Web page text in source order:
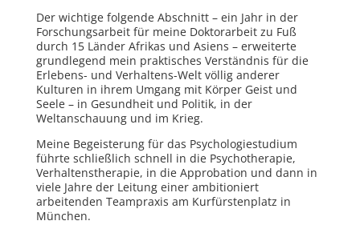
Der wichtige folgende Abschnitt – ein Jahr in der
Forschungsarbeit für meine Doktorarbeit zu Fuß
durch 15 Länder Afrikas und Asiens – erweiterte
grundlegend mein praktisches Verständnis für die
Erlebens- und Verhaltens-Welt völlig anderer
Kulturen in ihrem Umgang mit Körper Geist und
Seele – in Gesundheit und Politik, in der
Weltanschauung und im Krieg.
Meine Begeisterung für das Psychologiestudium
führte schließlich schnell in die Psychotherapie,
Verhaltenstherapie, in die Approbation und dann in
viele Jahre der Leitung einer ambitioniert
arbeitenden Teampraxis am Kurfürstenplatz in
München.